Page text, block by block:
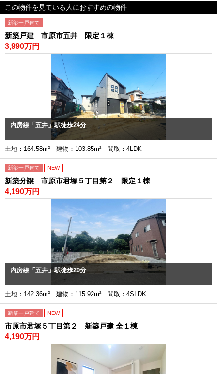
この物件を見ている人におすすめの物件
新築一戸建て
新築戸建 市原市五井 限定１棟
3,990万円
内房線「五井」駅徒歩24分
土地：164.58m² 建物：103.85m² 間取：4LDK
新築一戸建て NEW
新築分譲 市原市君塚５丁目第２ 限定１棟
4,190万円
内房線「五井」駅徒歩20分
土地：142.36m² 建物：115.92m² 間取：4SLDK
新築一戸建て NEW
市原市君塚５丁目第２ 新築戸建 全１棟
4,190万円